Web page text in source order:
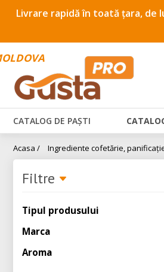
Livrare rapidă în toată țara, de
CATALOG DE PAȘTI
Acasa / Ingrediente cofetărie,
Filtre
Tipul produsului
Marca
Aroma